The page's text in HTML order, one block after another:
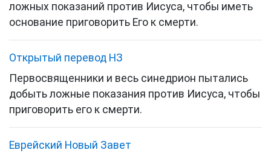
ложных показаний против Иисуса, чтобы иметь
основание приговорить Его к смерти.
Открытый перевод НЗ
Первосвященники и весь синедрион пытались
добыть ложные показания против Иисуса, чтобы
приговорить его к смерти.
Еврейский Новый Завет